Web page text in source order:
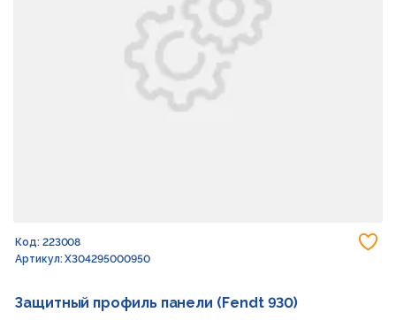
Код: 223008
Артикул: X304295000950
Защитный профиль панели (Fendt 930)